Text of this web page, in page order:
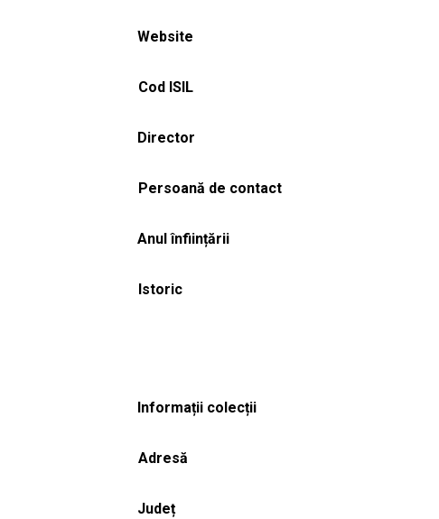
Website
Cod ISIL
Director
Persoană de contact
Anul înființării
Istoric
Informații colecții
Adresă
Județ